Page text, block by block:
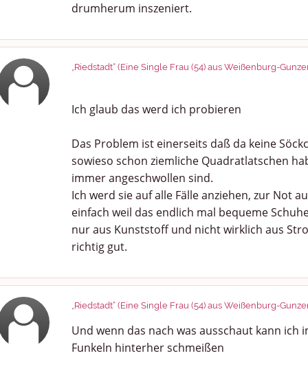
drumherum inszeniert.
„Riedstadt“ (Eine Single Frau (54) aus Weißenburg-
Ich glaub das werd ich probieren
Das Problem ist einerseits daß da keine
sowieso schon ziemliche Quadratlatschen
immer angeschwollen sind.
Ich werd sie auf alle Fälle anziehen, zur Not
einfach weil das endlich mal bequeme
nur aus Kunststoff und nicht wirklich aus
richtig gut.
„Riedstadt“ (Eine Single Frau (54) aus Weißenburg-
Und wenn das nach was ausschaut kann
Funkeln hinterher schmeißen